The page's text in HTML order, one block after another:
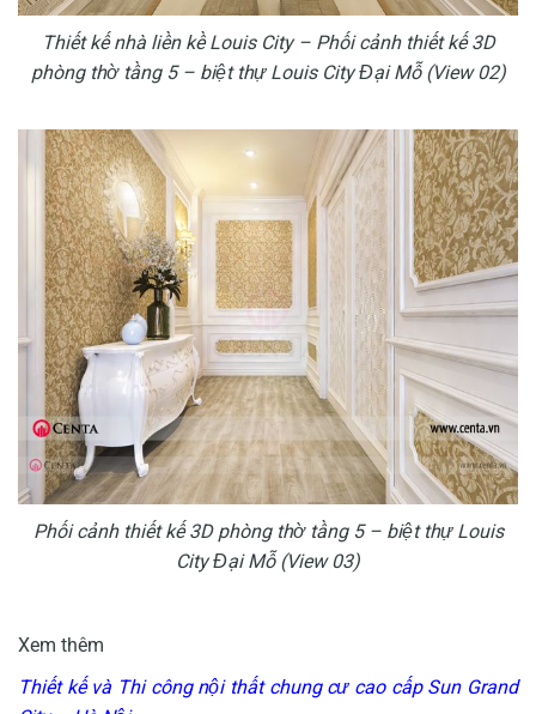
Thiết kế nhà liền kề Louis City – Phối cảnh thiết kế 3D
phòng thờ tầng 5 – biệt thự Louis City Đại Mỗ (View 02)
Phối cảnh thiết kế 3D phòng thờ tầng 5 – biệt thự Louis
City Đại Mỗ (View 03)
Xem thêm
Thiết kế và Thi công nội thất chung cư cao cấp Sun Grand